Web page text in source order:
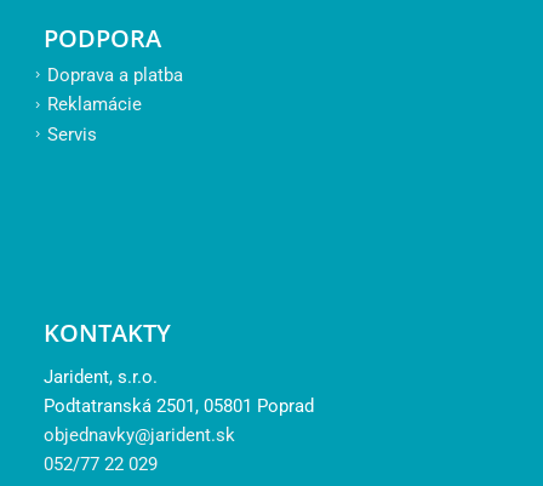
PODPORA
Doprava a platba
Reklamácie
Servis
KONTAKTY
Jarident, s.r.o.
Podtatranská 2501, 05801 Poprad
objednavky@jarident.sk
052/77 22 029